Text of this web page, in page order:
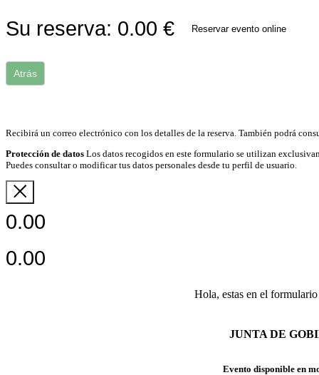
Su reserva: 0.00 € Reservar evento online
Atrás
Recibirá un correo electrónico con los detalles de la reserva. También podrá
Protección de datos Los datos recogidos en este formulario se utilizan
Puedes consultar o modificar tus datos personales desde tu perfil de usuario.
0.00
0.00
Hola, estas en el formulario
JUNTA DE
Evento disponible en